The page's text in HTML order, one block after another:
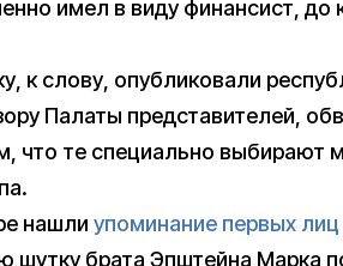
имел в виду финансист, до
к слову, опубликовали
Палаты представителей,
что те специально выбирают
нашли упоминание первых
шутку брата Эпштейна Марка